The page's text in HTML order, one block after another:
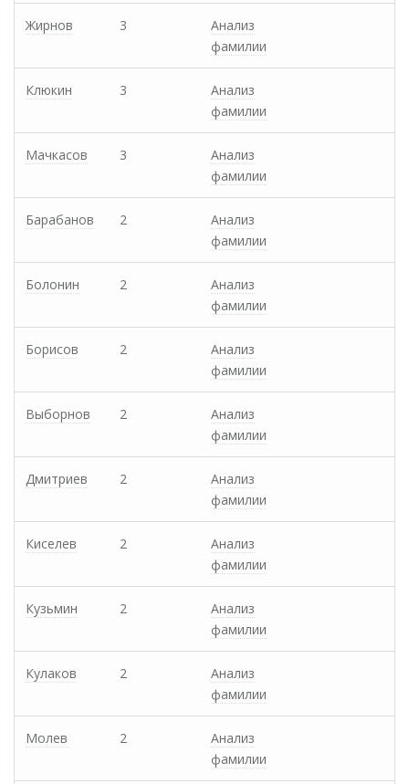
Жирнов 3
Анализ
фамилии
Клюкин 3
Анализ
фамилии
Мачкасов 3
Анализ
фамилии
Барабанов 2
Анализ
фамилии
Болонин 2
Анализ
фамилии
Борисов 2
Анализ
фамилии
Выборнов 2
Анализ
фамилии
Дмитриев 2
Анализ
фамилии
Киселев 2
Анализ
фамилии
Кузьмин 2
Анализ
фамилии
Кулаков 2
Анализ
фамилии
Молев 2
Анализ
фамилии